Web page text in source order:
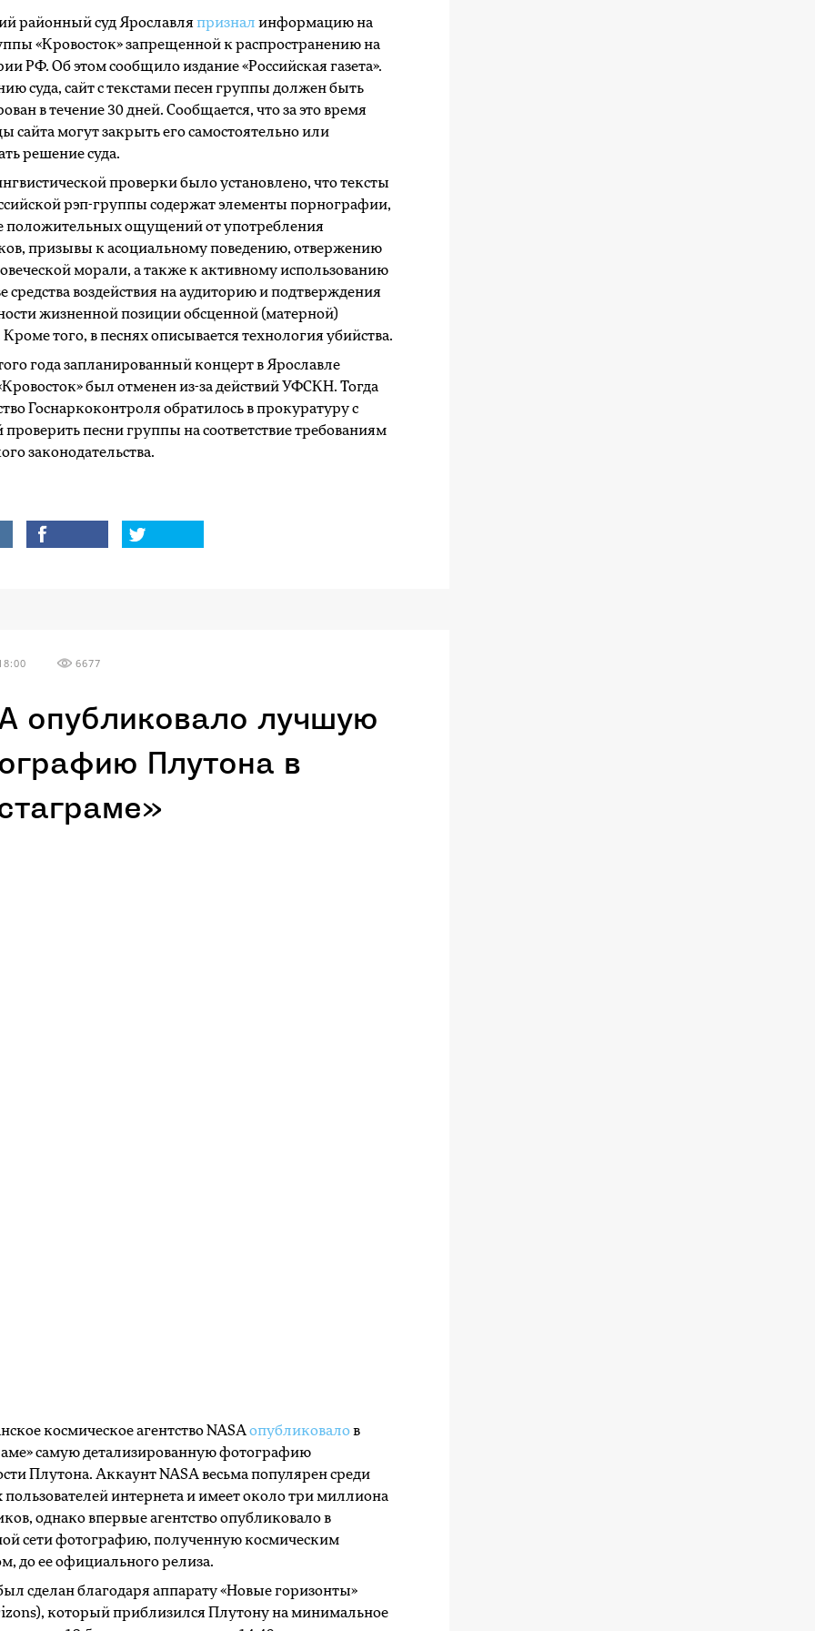
районный суд Ярославляпризнал информацию на
«Кровосток» запрещенной к распространению на
РФ. Об этом сообщило издание «Российская газета».
суда, сайт с текстами песен группы должен быть
в течение 30 дней. Сообщается, что за это время
сайта могут закрыть его самостоятельно или
решение суда.
проверки было установлено, что тексты
рэп-группы содержат элементы порнографии,
положительных ощущений от употребления
призывы к асоциальному поведению, отвержению
морали, а также к активному использованию
средства воздействия на аудиторию и подтверждения
жизненной позиции обсценной (матерной)
того, в песнях описывается технология убийства.
года запланированный концерт в Ярославле
был отменен из-за действий УФСКН. Тогда
Госнаркоконтроля обратилось в прокуратуру с
проверить песни группы на соответствие требованиям
законодательства.
6677
опубликовало лучшую
Плутона в
космическое агентство NASA опубликовалов
самую детализированную фотографию
Плутона. Аккаунт NASA весьма популярен среди
интернета и имеет около три миллиона
однако впервые агентство опубликовало в
сети фотографию, полученную космическим
до ее официального релиза.
сделан благодаря аппарату «Новые горизонты»
который приблизился Плутону на минимальное